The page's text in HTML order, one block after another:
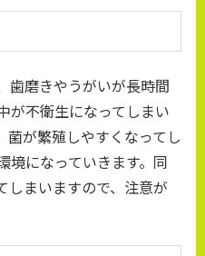
歯磨きやうがいが長時間
が不衛生になってしまい
菌が繁殖しやすくなってし
境になっていきます。同
しまいますので、注意が